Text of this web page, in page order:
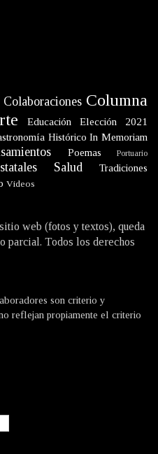
Colaboraciones Columna
Educación Elección 2021
Histórico In Memoriam
Poemas Portuario
Salud Tradiciones
Videos
web (fotos y textos), queda
parcial. Todos los derechos
son criterio y
reflejan propiamente el criterio